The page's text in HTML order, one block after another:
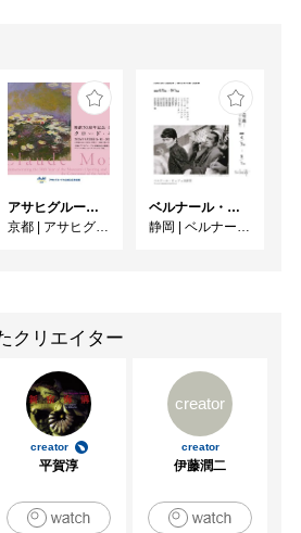
アサヒグループ大山崎山荘美術館 開館30周年記念展「没後100年 クロード・モネ」
京都 | アサヒグループ大山崎山荘美術館
ベルナール・ビュフェと写真 ーカメラがとらえたビュフェとその時代、そして21 世紀へ
静岡 | ベルナール・ビュフェ美術館
クリエイター
creator
平賀淳
creator
creator
伊藤潤二